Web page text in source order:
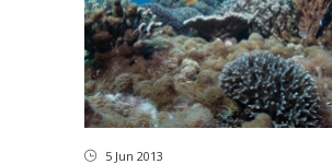
5 Jun 2013